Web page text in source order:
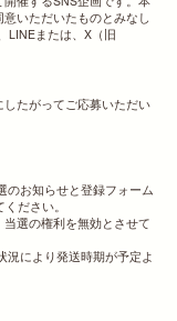
いただいたものとみなし
LINEまたは、X（旧
たがってご応募いただい
のお知らせと登録フォーム
ださい。
選の権利を無効とさせて
況により発送時期が予定よ